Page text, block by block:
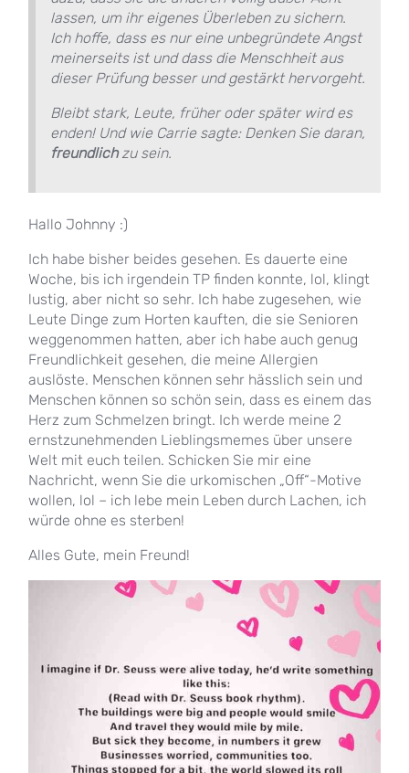
lassen, um ihr eigenes Überleben zu sichern.
Ich hoffe, dass es nur eine unbegründete Angst
meinerseits ist und dass die Menschheit aus
dieser Prüfung besser und gestärkt hervorgeht.
Bleibt stark, Leute, früher oder später wird es
enden! Und wie Carrie sagte: Denken Sie daran,
freundlichzu sein.
Hallo Johnny :)
Ich habe bisher beides gesehen. Es dauerte eine
Woche, bis ich irgendein TP finden konnte, lol, klingt
lustig, aber nicht so sehr. Ich habe zugesehen, wie
Leute Dinge zum Horten kauften, die sie Senioren
weggenommen hatten, aber ich habe auch genug
Freundlichkeit gesehen, die meine Allergien
auslöste. Menschen können sehr hässlich sein und
Menschen können so schön sein, dass es einem das
Herz zum Schmelzen bringt. Ich werde meine 2
ernstzunehmenden Lieblingsmemes über unsere
Welt mit euch teilen. Schicken Sie mir eine
Nachricht, wenn Sie die urkomischen „Off“-Motive
wollen, lol – ich lebe mein Leben durch Lachen, ich
würde ohne es sterben!
Alles Gute, mein Freund!